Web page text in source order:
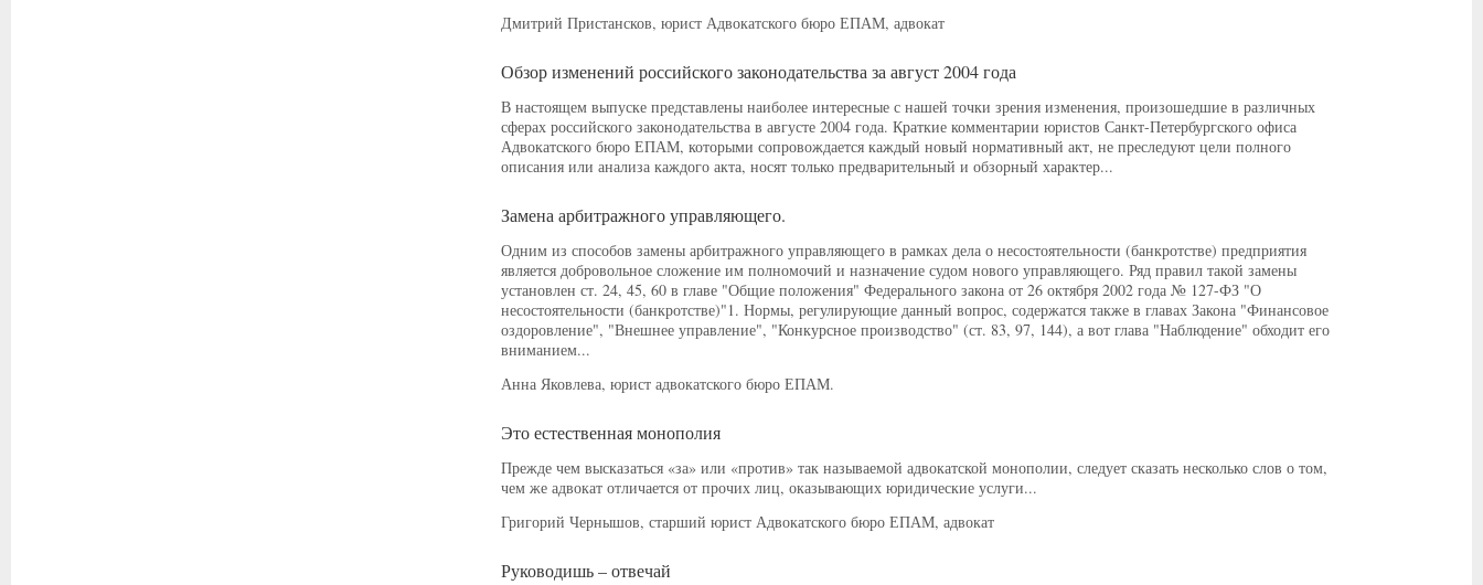
Дмитрий Пристансков, юрист Адвокатского бюро ЕПАМ, адвокат
Обзор изменений российского законодательства за август 2004 года
В настоящем выпуске представлены наиболее интересные с нашей точки зрения изменения, произошедшие в различных
сферах российского законодательства в августе 2004 года. Краткие комментарии юристов Санкт-Петербургского офиса
Адвокатского бюро ЕПАМ, которыми сопровождается каждый новый нормативный акт, не преследуют цели полного
описания или анализа каждого акта, носят только предварительный и обзорный характер...
Замена арбитражного управляющего.
Одним из способов замены арбитражного управляющего в рамках дела о несостоятельности (банкротстве) предприятия
является добровольное сложение им полномочий и назначение судом нового управляющего. Ряд правил такой замены
установлен ст. 24, 45, 60 в главе "Общие положения" Федерального закона от 26 октября 2002 года № 127-ФЗ "О
несостоятельности (банкротстве)"1. Нормы, регулирующие данный вопрос, содержатся также в главах Закона "Финансовое
оздоровление", "Внешнее управление", "Конкурсное производство" (ст. 83, 97, 144), а вот глава "Наблюдение" обходит его
вниманием...
Анна Яковлева, юрист адвокатского бюро ЕПАМ.
Это естественная монополия
Прежде чем высказаться «за» или «против» так называемой адвокатской монополии, следует сказать несколько слов о том,
чем же адвокат отличается от прочих лиц, оказывающих юридические услуги...
Григорий Чернышов, старший юрист Адвокатского бюро ЕПАМ, адвокат
Руководишь – отвечай